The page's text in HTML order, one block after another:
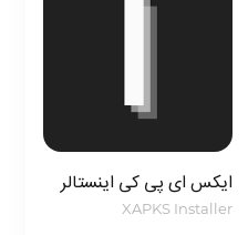
برنامه به شما امکان
بالا و حرفه‌ای داشته
رابط کاربری برنامه به
ایکس ای پی کی اینستالر
XAPKS Installer